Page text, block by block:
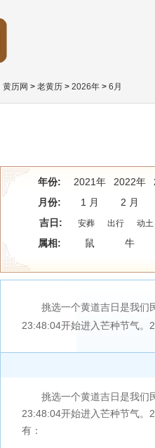
黄历网 > 老黄历 > 2026年 > 6月
年份: 2021年 2022年
月份:
1 月 2 月
吉日:
安葬 出行 动土
属相: 鼠 牛
挑选一个黄道吉日是我们
23:48:04开始进入芒种节气。
挑选一个黄道吉日是我们民
23:48:04开始进入芒种节气。
有：